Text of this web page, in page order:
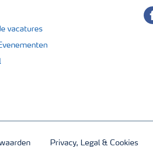
vacatures
Privacy, Legal & Cookies